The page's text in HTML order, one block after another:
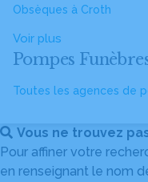
Obsèques à Croth
Voir plus
Pompes
Toutes les agences de
Vous ne trouvez
Pour affiner votre
en renseignant le nom